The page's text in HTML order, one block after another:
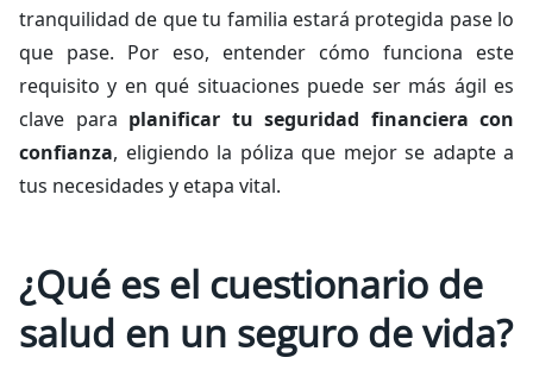
tranquilidad de que tu familia estará protegida pase lo
que pase. Por eso, entender cómo funciona este
requisito y en qué situaciones puede ser más ágil es
clave para planificar tu seguridad financiera con
confianza, eligiendo la póliza que mejor se adapte a
tus necesidades y etapa vital.
¿Qué es el cuestionario de
salud en un seguro de vida?